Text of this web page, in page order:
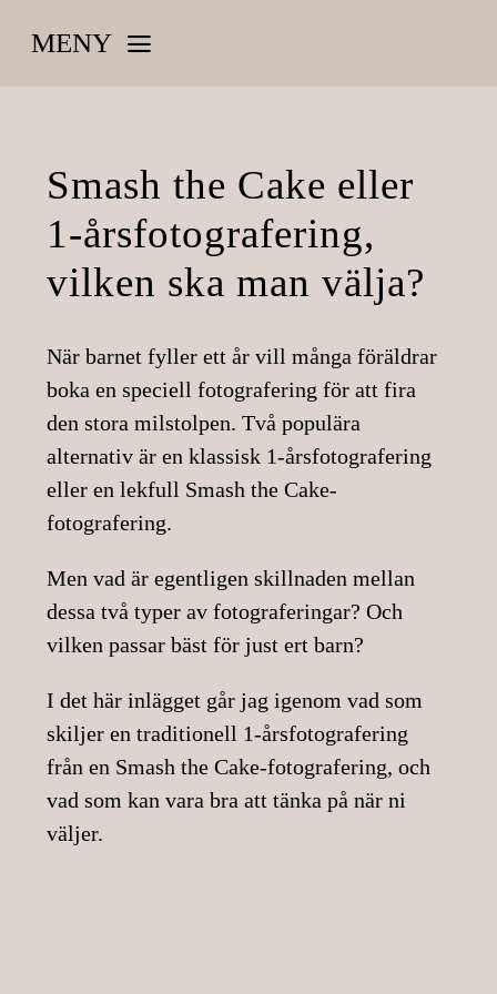
MENY
OLIKA FOTOGRAFERINGAR
PRISER, INFO, KÖPVILLKOR
MINA BAKGRUNDER
Smash the Cake eller
1-årsfotografering,
vilken ska man välja?
När barnet fyller ett år vill många föräldrar
boka en speciell fotografering för att fira
den stora milstolpen. Två populära
alternativ är en klassisk 1-årsfotografering
eller en lekfull Smash the Cake-
fotografering.
Men vad är egentligen skillnaden mellan
dessa två typer av fotograferingar? Och
vilken passar bäst för just ert barn?
I det här inlägget går jag igenom vad som
skiljer en traditionell 1-årsfotografering
från en Smash the Cake-fotografering, och
vad som kan vara bra att tänka på när ni
väljer.